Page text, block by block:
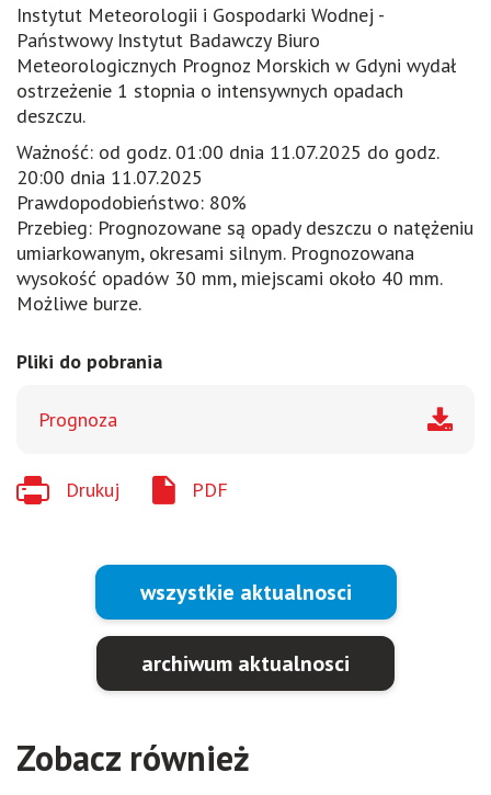
Instytut Meteorologii i Gospodarki Wodnej -
Państwowy Instytut Badawczy Biuro
Meteorologicznych Prognoz Morskich w Gdyni wydał
ostrzeżenie 1 stopnia o intensywnych opadach
deszczu.
Ważność: od godz. 01:00 dnia 11.07.2025 do godz.
20:00 dnia 11.07.2025
Prawdopodobieństwo: 80%
Przebieg: Prognozowane są opady deszczu o natężeniu
umiarkowanym, okresami silnym. Prognozowana
wysokość opadów 30 mm, miejscami około 40 mm.
Możliwe burze.
Pliki do pobrania
Prognoza
Drukuj PDF
wszystkie aktualnosci
archiwum aktualnosci
Zobacz również